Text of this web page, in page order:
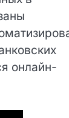
в
онлайн-